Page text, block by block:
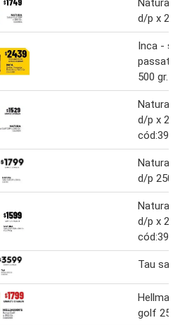
d/p x
Inca -
passata
500 gr.
Natura -
d/p x
cód:3904
Natura
d/p 250
Natura -
d/p x
cód:3904
Tau
golf 250